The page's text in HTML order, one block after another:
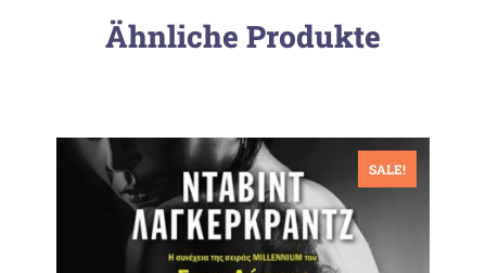
Ähnliche Produkte
SALE!